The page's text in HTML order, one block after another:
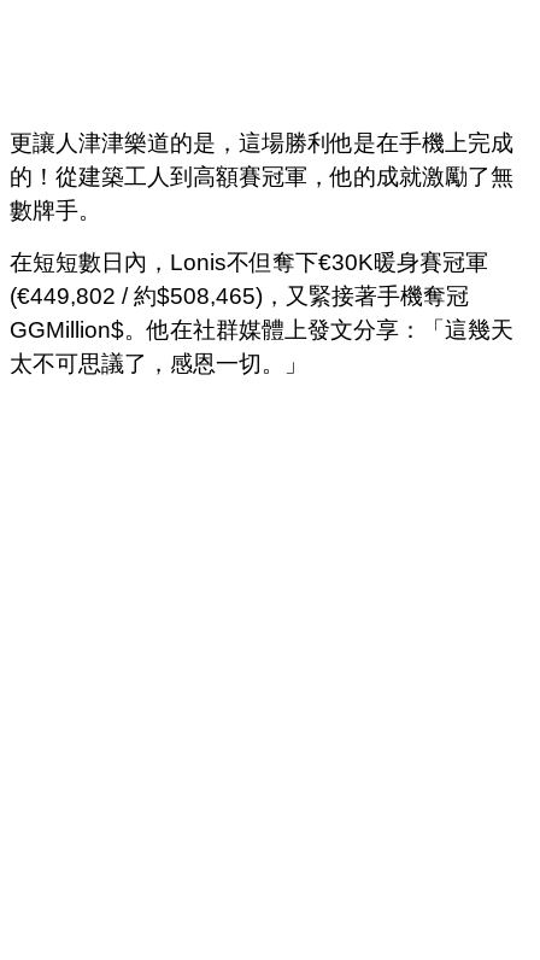
更讓人津津樂道的是，這場勝利他是在手機上完成
的！從建築工人到高額賽冠軍，他的成就激勵了無
數牌手。
在短短數日內，Lonis不但奪下€30K暖身賽冠軍
(€449,802 / 約$508,465)，又緊接著手機奪冠
GGMillion$。他在社群媒體上發文分享：「這幾天
太不可思議了，感恩一切。」